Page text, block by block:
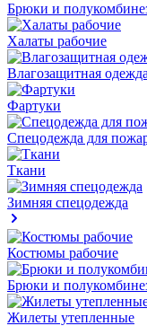
Брюки и
Халаты рабочие
Влагозащитная одежда
Фартуки
Спецодежда для
Ткани
Зимняя спецодежда
Костюмы рабочие
Брюки и
Жилеты утепленные